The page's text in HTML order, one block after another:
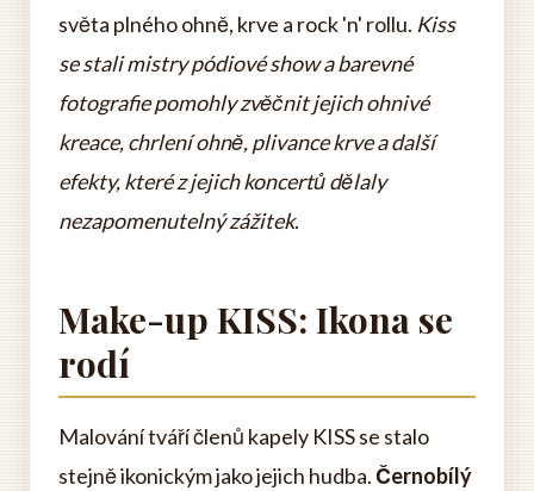
světa plného ohně, krve a rock 'n' rollu. Kiss
se stali mistry pódiové show a barevné
fotografie pomohly zvěčnit jejich ohnivé
kreace, chrlení ohně, plivance krve a další
efekty, které z jejich koncertů dělaly
nezapomenutelný zážitek.
Make-up KISS: Ikona se
rodí
Malování tváří členů kapely KISS se stalo
stejně ikonickým jako jejich hudba.Černobílý